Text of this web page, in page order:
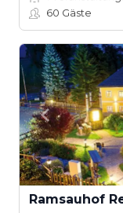
60 Gäste
Ramsauhof